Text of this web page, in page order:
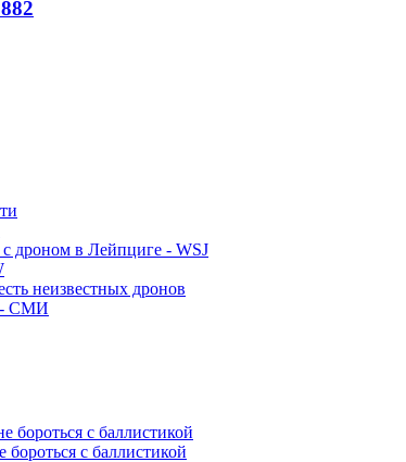
дроном в Лейпциге - WSJ
неизвестных дронов
- СМИ
с баллистикой